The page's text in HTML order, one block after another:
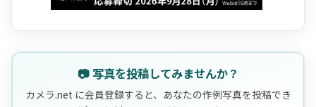
📷 写真を投稿してみませんか？
カメラ.net に会員登録すると、あなたの作例写真を投稿でき